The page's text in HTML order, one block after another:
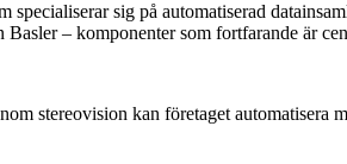
sig på automatiserad
– komponenter som fortfarande är
stereovision kan företaget automatisera